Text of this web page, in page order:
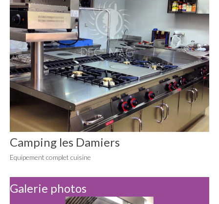
Camping les Damiers
Equipement complet cuisine
Galerie photos